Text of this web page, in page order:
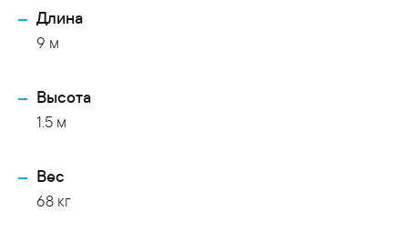
Длина
9 м
Высота
1.5 м
Вес
68 кг